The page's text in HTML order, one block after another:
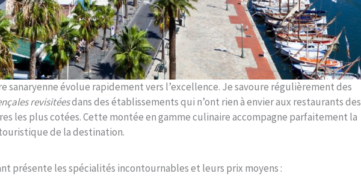
sanaryenne évolue rapidement vers l’excellence. Je savoure régulièrement des
revisitéesdans des établissements qui n’ont rien à envier aux restaurants des
les plus cotées. Cette montée en gamme culinaire accompagne parfaitement la
de la destination.
présente les spécialités incontournables et leurs prix moyens :